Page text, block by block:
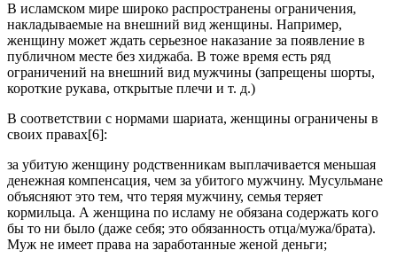
В исламском мире широко распространены ограничения,
накладываемые на внешний вид женщины. Например,
женщину может ждать серьезное наказание за появление в
публичном месте без хиджаба. В тоже время есть ряд
ограничений на внешний вид мужчины (запрещены шорты,
короткие рукава, открытые плечи и т. д.)
В соответствии с нормами шариата, женщины ограничены в
своих правах[6]:
за убитую женщину родственникам выплачивается меньшая
денежная компенсация, чем за убитого мужчину. Мусульмане
объясняют это тем, что теряя мужчину, семья теряет
кормильца. А женщина по исламу не обязана содержать кого
бы то ни было (даже себя; это обязанность отца/мужа/брата).
Муж не имеет права на заработанные женой деньги;